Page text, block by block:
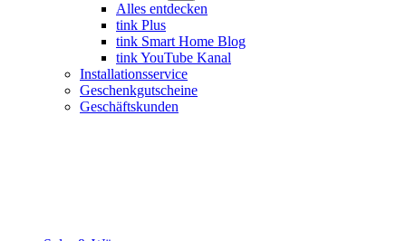
Alles entdecken
tink Plus
tink Smart Home Blog
tink YouTube Kanal
Installationsservice
Geschenkgutscheine
Geschäftskunden